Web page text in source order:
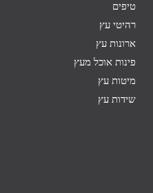
טיפים
רהיטי עץ
ארונות עץ
פינות אוכל מעץ
מיטות עץ
שידות עץ